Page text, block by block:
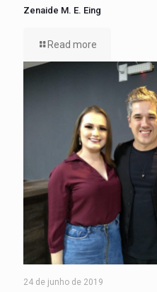
Zenaide M. E. Eing
Read more
24 de junho de 2019